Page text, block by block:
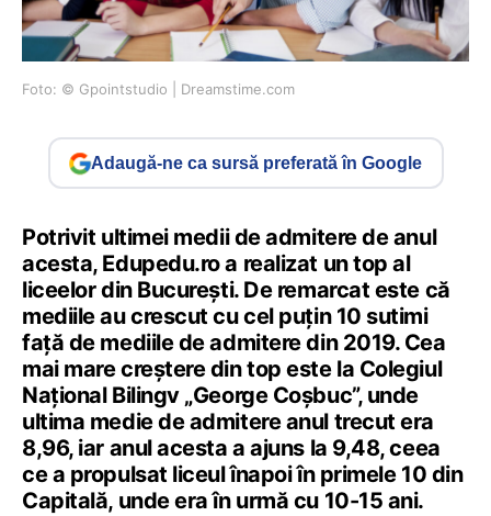
Foto: © Gpointstudio | Dreamstime.com
Adaugă-ne ca sursă preferată în Google
Potrivit ultimei medii de admitere de anul
acesta, Edupedu.ro a realizat un top al
liceelor din București. De remarcat este că
mediile au crescut cu cel puțin 10 sutimi
față de mediile de admitere din 2019. Cea
mai mare creștere din top este la Colegiul
Național Bilingv „George Coșbuc”, unde
ultima medie de admitere anul trecut era
8,96, iar anul acesta a ajuns la 9,48, ceea
ce a propulsat liceul înapoi în primele 10 din
Capitală, unde era în urmă cu 10-15 ani.